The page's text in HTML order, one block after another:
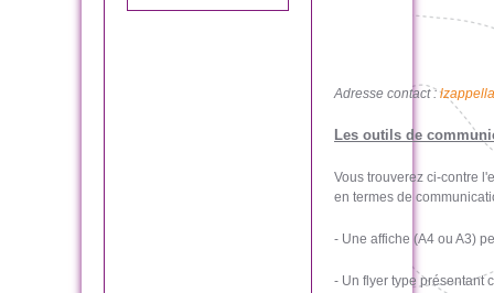
Adresse contact :
Les outils de
Vous trouverez ci-contre
en termes de
- Une affiche (A4 ou A3)
- Un flyer type présentant